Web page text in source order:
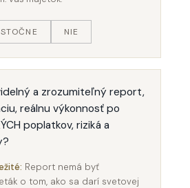
NIE
a zrozumiteľný report,
reálnu výkonnosť po
poplatkov, riziká a
Report nemá byť
o tom, ako sa darí svetovej